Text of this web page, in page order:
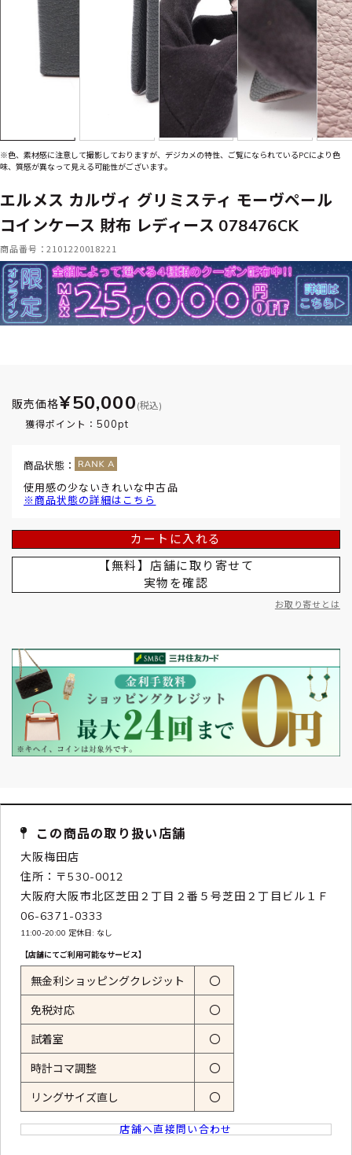
※色、素材感に注意して撮影しておりますが、デジカメの特性、ご覧になられているPCにより色
味、質感が異なって見える可能性がございます。
エルメス カルヴィ グリミスティ モーヴペール
コインケース 財布 レディース 078476CK
商品番号：2101220018221
販売価格¥50,000 (税込)
獲得ポイント： 500pt
商品状態：
使用感の少ないきれいな中古品
※商品状態の詳細はこちら
カートに入れる
【無料】店舗に取り寄せて
実物を確認
お取り寄せとは
この商品の取り扱い店舗
大阪梅田店
住所：〒530-0012
大阪府大阪市北区芝田２丁目２番５号芝田２丁目ビル１Ｆ
06-6371-0333
11:00-20:00 定休日: なし
【店舗にてご利用可能なサービス】
無金利ショッピングクレジット 〇
免税対応 〇
試着室 〇
時計コマ調整 〇
リングサイズ直し 〇
店舗へ直接問い合わせ